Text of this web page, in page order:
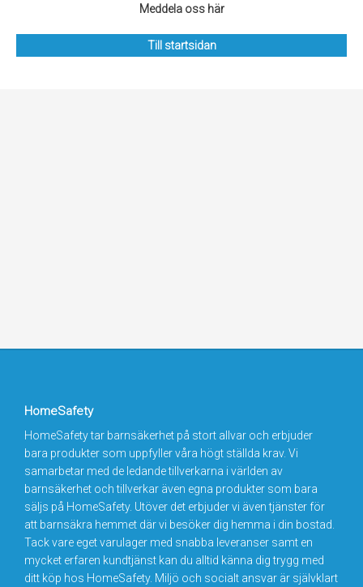
Meddela oss här
Till startsidan
HomeSafety
HomeSafety tar barnsäkerhet på stort allvar och erbjuder
bara produkter som uppfyller våra högt ställda krav. Vi
samarbetar med de ledande tillverkarna i världen av
barnsäkerhet och tillverkar även egna produkter som bara
säljs på HomeSafety. Utöver det erbjuder vi även tjänster för
att barnsäkra hemmet där vi besöker dig hemma i din bostad.
Tack vare eget varulager med snabba leveranser samt en
mycket erfaren kundtjänst kan du alltid känna dig trygg med
ditt köp hos HomeSafety. Miljö och socialt ansvar är självklart